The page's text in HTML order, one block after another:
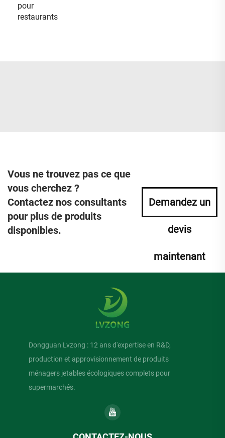
pour
restaurants
Vous ne trouvez pas ce que
vous cherchez ?
Contactez nos consultants
pour plus de produits
disponibles.
Demandez un
devis
maintenant
Dongguan Lvzong : 12 ans d'expertise en R&D,
production et approvisionnement de produits
ménagers jetables écologiques complets pour
supermarchés.